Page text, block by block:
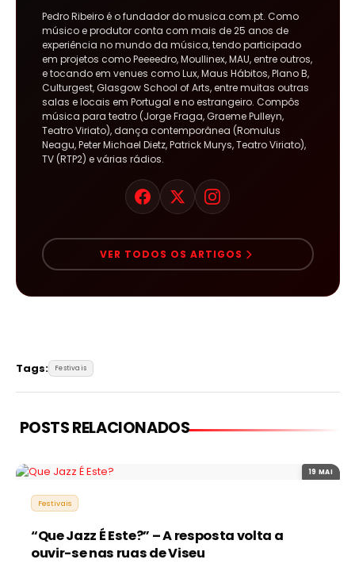
Pedro Ribeiro é o fundador do musica.com.pt. Como
músico e produtor conta com mais de 25 anos de
experiência no mundo da música, tendo participado
em projetos como Peeeedro, Moullinex, MAU, entre outros,
e tocando em venues como Lux, Maus Hábitos, Plano B,
Culturgest, Glasgow School of Arts, entre muitas outras
salas e locais em Portugal e no estrangeiro. Compôs
música para teatro (Jorge Fraga, Graeme Pulleyn,
Teatro Viriato), dança contemporânea (Romulus
Neagu, Peter Michael Dietz, Patrick Murys, Teatro Viriato),
TV (RTP2) e várias rádios.
VER TODOS OS ARTIGOS
Tags: Festivais
POSTS RELACIONADOS
19 MAI
Festivais
“Que Jazz É Este?” – A resposta volta a
ouvir-se nas ruas de Viseu